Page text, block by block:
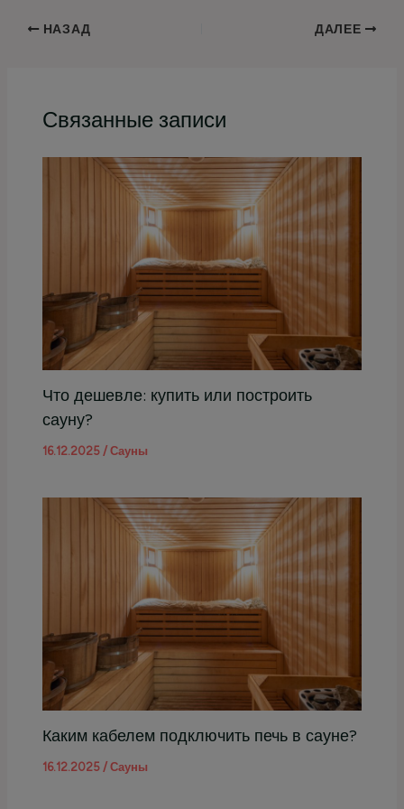
НАЗАД ДАЛЕЕ
Связанные записи
Что дешевле: купить или построить
сауну?
16.12.2025/Сауны
Каким кабелем подключить печь в сауне?
16.12.2025/Сауны